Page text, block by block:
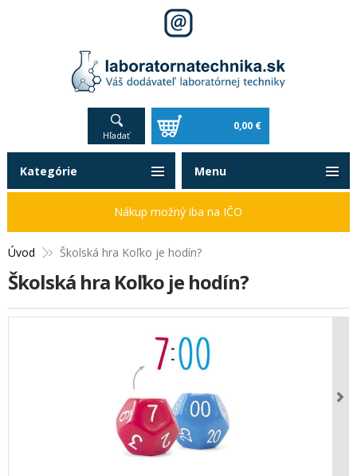
Hľadať
0,00 €
Úvod Školská hra Koľko je hodín?
Školská hra Koľko je hodín?
Kategórie
Nákup možný iba na IČO
Menu